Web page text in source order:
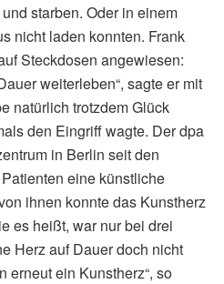
starben. Oder in einem
nicht laden konnten. Frank
Steckdosen angewiesen:
weiterleben“, sagte er mit
natürlich trotzdem Glück
den Eingriff wagte. Der dpa
in Berlin seit den
eine künstliche
ihnen konnte das Kunstherz
es heißt, war nur bei drei
Herz auf Dauer doch nicht
erneut ein Kunstherz“, so